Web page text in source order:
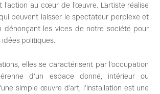
l’action au cœur de l’œuvre. L’artiste réalise
peuvent laisser le spectateur perplexe et
dénonçant les vices de notre société pour
politiques.
elles se caractérisent par l’occupation
d’un espace donné, intérieur ou
simple œuvre d’art, l’installation est une